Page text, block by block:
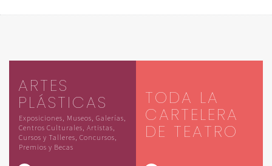
ARTES
PLÁSTICAS
Exposiciones, Museos, Galerías,
Centros Culturales, Artistas,
Cursos y Talleres, Concursos,
Premios y Becas
TODA LA
CARTELERA
DE TEATRO